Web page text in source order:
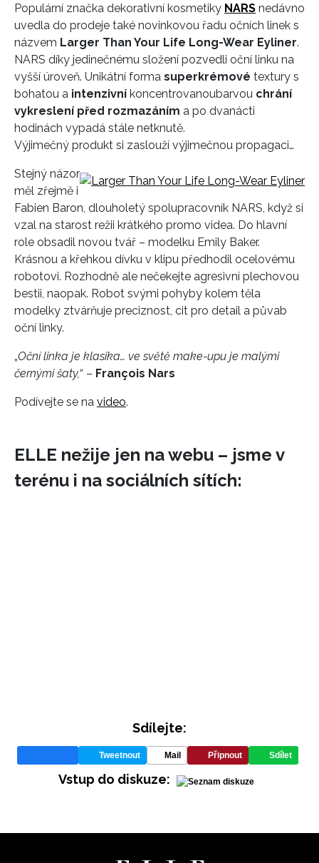
INFORMACE
REDAKCE
Populární značka dekorativní kosmetiky NARS nedávno
uvedla do prodeje také novinkovou řadu očních linek s
názvem Larger Than Your Life Long-Wear Eyliner.
NARS díky jedinečnému složení pozvedli oční linku na
vyšší úroveň. Unikátní forma superkrémové textury s
bohatou a intenzivní koncentrovanoubarvou chrání
vykreslení před rozmazáním a po dvanácti
hodinách vypadá stále netknutě.
Výjimečný produkt si zaslouží výjimečnou propagaci…
Stejný názor
měl zřejmě i
Fabien Baron, dlouholetý spolupracovník NARS, když si
vzal na starost režii krátkého promo videa. Do hlavní
role obsadil novou tvář – modelku Emily Baker.
Krásnou a křehkou dívku v klipu předhodil ocelovému
robotovi. Rozhodně ale nečekejte agresivní plechovou
bestii, naopak. Robot svými pohyby kolem těla
modelky ztvárňuje preciznost, cit pro detail a půvab
oční linky.
„Oční linka je klasika… ve světě make-upu je malými
černými šaty,“ – François Nars
Podívejte se na video.
ELLE nežije jen na webu – jsme v
terénu i na sociálních sítích:
Sdílejte:
Tweetnout Mail Připnout Sdílet
Vstup do diskuze: